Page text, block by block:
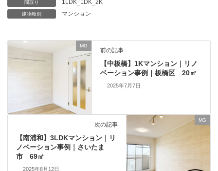
間取り 1LDK_1DK_2K
建物種別 マンション
MG
前の記事
【中板橋】1Kマンション｜リノ
ベーション事例｜板橋区 20㎡
2025年7月7日
MG
次の記事
【南浦和】3LDKマンション｜リ
ノベーション事例｜さいたま
市 69㎡
2025年8月12日